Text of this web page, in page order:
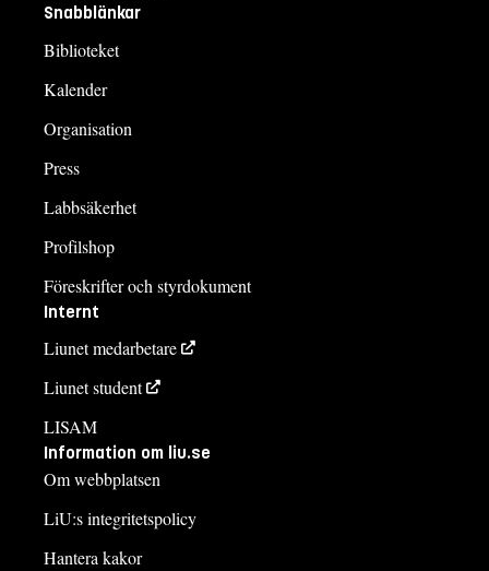
Snabblänkar
Biblioteket
Kalender
Organisation
Press
Labbsäkerhet
Profilshop
Föreskrifter och styrdokument
Internt
Liunet medarbetare
Liunet student
LISAM
Information om liu.se
Om webbplatsen
LiU:s integritetspolicy
Hantera kakor